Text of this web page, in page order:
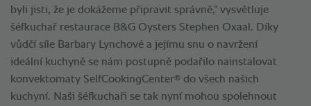
byli jisti, že je dokážeme připravit správně,“ vysvětluje
šéfkuchař restaurace B&G Oysters Stephen Oxaal. Díky
vůdčí síle Barbary Lynchové a jejímu snu o navržení
ideální kuchyně se nám postupně podařilo nainstalovat
konvektomaty SelfCookingCenter® do všech našich
kuchyní. Naši šéfkuchaři se tak nyní mohou spolehnout